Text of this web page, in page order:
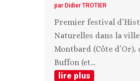
par Didier TROTIER
Premier festival
Naturelles dans la
Montbard (Côte d’Or),
Buffon (et...
lire plus